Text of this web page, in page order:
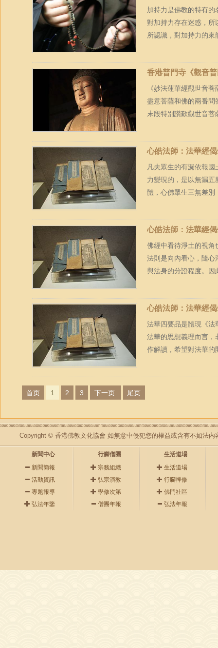
加持力是佛教的特有
對加持力存在迷惑，所
所認識，對加持力的
香港普門寺《觀音
《妙法蓮華經觀世音
盡意菩薩和佛的兩番問
末段特別讚歎觀世音菩
心皓法師：法華經
凡夫眾生的有漏依報
力變現的，是以無漏
體，心佛眾生三無差別
心皓法師：法華經
佛經中看待淨土的視角
法則是向內看心，隨心
與法身的分證程度。因
心皓法師：法華經
法華四要品是體現《法
法華的思想義理而言，
作解讀，希望對法華的
首页 1 2 3 下一页 尾页
Copyright © 香港佛教文化協會 如無意中侵犯您的權益或含有不如法內
新聞中心
新聞簡報
活動資訊
專題報導
弘法年鑒
行腳僧團
宗務組織
弘宗演教
學修次第
僧團年報
生活道場
生活道場
行腳禪修
佛門社區
弘法年報